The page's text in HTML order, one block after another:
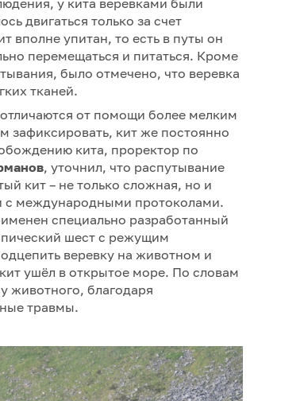
двигаться только за счет
вполне упитан, то есть в путы он
перемещаться и питаться. Кроме
было отмечено, что веревка
тканей.
от помощи более мелким
кит же постоянно
кита, проректор по
, уточнил, что распутывание
кит – не только сложная, но и
с международными протоколами.
специально разработанный
шест с режущим
веревку на животном и
ушёл в открытое море. По словам
животного, благодаря
травмы.